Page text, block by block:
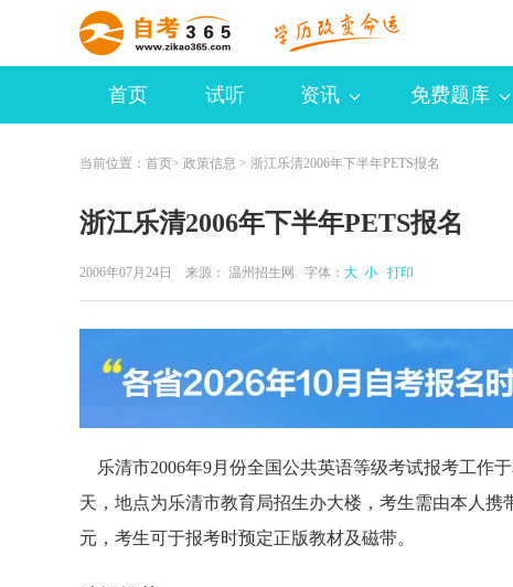
首页 试听 资讯 免费题库
当前位置： 首页> 政策信息 > 浙江乐清2006年下半年PETS报名
浙江乐清2006年下半年PETS报名
2006年07月24日 来源： 温州招生网 字体： 大 小 打印
乐清市2006年9月份全国公共英语等级考试报考工作
天，地点为乐清市教育局招生办大楼，考生需由本人
元，考生可于报考时预定正版教材及磁带。